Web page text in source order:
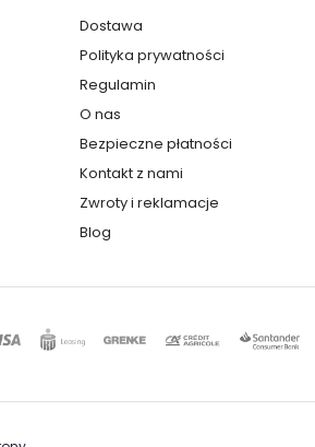
Dostawa
Polityka prywatności
Regulamin
O nas
Bezpieczne płatności
Kontakt z nami
Zwroty i reklamacje
Blog